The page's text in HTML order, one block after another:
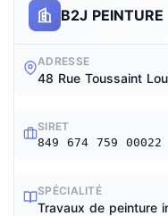
B2J PEINTURE
ADRESSE
48 Rue Toussaint
SIRET
849 674 759 00022
SPÉCIALITÉ
Travaux de peinture